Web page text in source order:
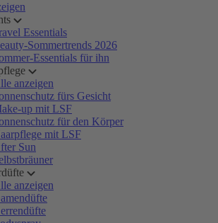
Essentials
Sommertrends 2026
Essentials für ihn
anzeigen
fürs Gesicht
up mit LSF
für den Körper
mit LSF
Sun
anzeigen